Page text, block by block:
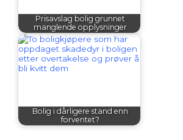
Prisavslag bolig grunnet
manglende opplysninger
Bolig i dårligere stand enn
forventet?